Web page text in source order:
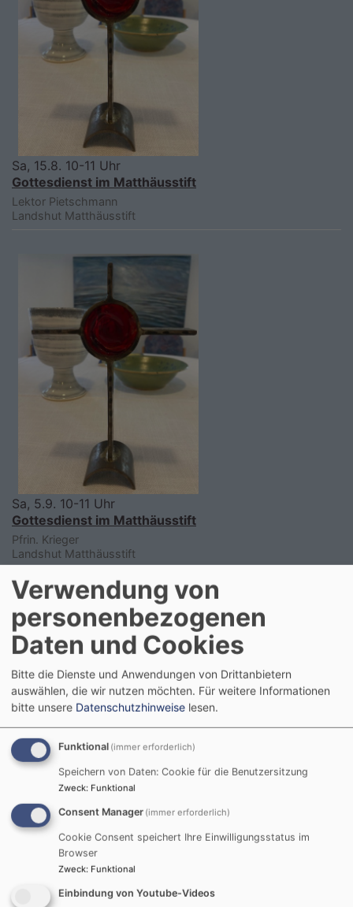
Sa, 15.8. 10-11 Uhr
Gottesdienst im Matthäusstift
Lektor Pietschmann
Landshut Matthäusstift
Sa, 5.9. 10-11 Uhr
Gottesdienst im Matthäusstift
Pfrin. Krieger
Landshut Matthäusstift
Gottesdienst in der Christuskirche
Pfr. i.R. Dr. Matthias Flothow
Landshut Christuskirche
Verwendung von
personenbezogenen
Daten und Cookies
Bitte die Dienste und Anwendungen von Drittanbietern
auswählen, die wir nutzen möchten. Für weitere Informationen
bitte unsere Datenschutzhinweise lesen.
Funktional (immer erforderlich)
Speichern von Daten: Cookie für die Benutzersitzung
Zweck: Funktional
Consent Manager (immer erforderlich)
Cookie Consent speichert Ihre Einwilligungsstatus im
Browser
Zweck: Funktional
Einbindung von Youtube-Videos